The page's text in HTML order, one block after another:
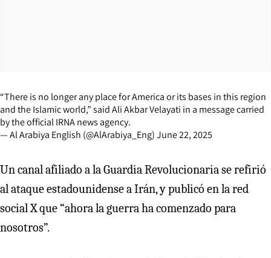
“There is no longer any place for America or its bases in this region
and the Islamic world,” said Ali Akbar Velayati in a message carried
by the official IRNA news agency.
— Al Arabiya English (@AlArabiya_Eng)June 22, 2025
Un canal afiliado a la Guardia Revolucionaria se refirió
al ataque estadounidense a Irán, y publicó en la red
social X que “ahora la guerra ha comenzado para
nosotros”.